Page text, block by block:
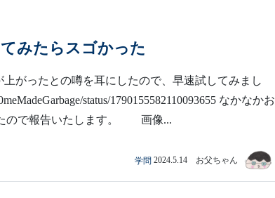
みたらスゴかった
上がったとの噂を耳にしたので、早速試してみまし
status/1790155582110093655 なかなかお
ので報告いたします。 画像...
学問 2024.5.14 お父ちゃん